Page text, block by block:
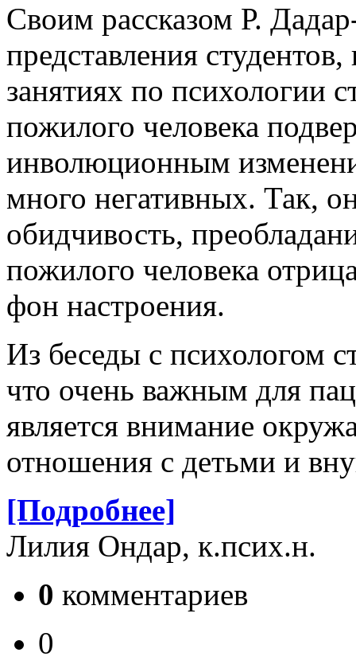
Своим рассказом Р.
представления
занятиях по психологии
пожилого человека
инволюционным
много негативных. Так,
обидчи­вость,
пожилого человека
фон настроения.
Из беседы с психологом
что очень важным для
является внимание
отношения с детьми и
[Подробнее]
Лилия Ондар, к.псих.н.
0 комментариев
0